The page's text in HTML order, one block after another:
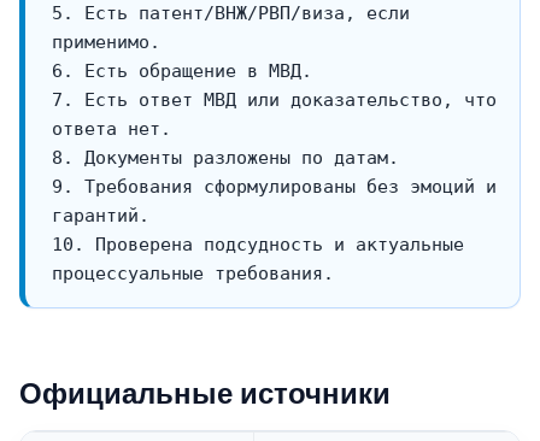
5. Есть патент/ВНЖ/РВП/виза, если
7. Есть ответ МВД или доказательство, что
9. Требования сформулированы без эмоций и
10. Проверена подсудность и актуальные
Официальные источники